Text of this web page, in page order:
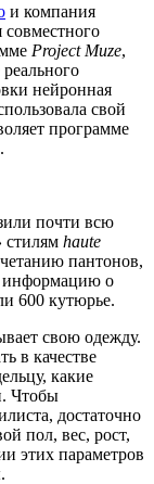
и компания
Project Muze,
нейронная
свой
программе
почти всю
стилям haute
пантонов,
информацию о
600 кутюрье.
свою одежду.
в качестве
какие
Чтобы
достаточно
пол, вес, рост,
этих параметров